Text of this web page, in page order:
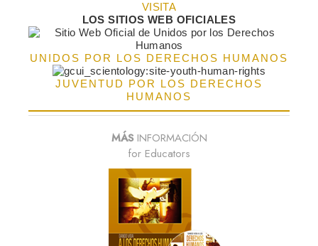
VISITA
LOS SITIOS WEB OFICIALES
UNIDOS POR LOS DERECHOS HUMANOS
JUVENTUD POR LOS DERECHOS
HUMANOS
MÁSINFORMACIÓN
for Educators